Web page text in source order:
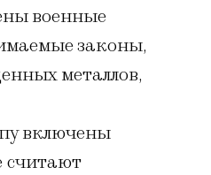
военные
законы,
металлов,
включены
считают